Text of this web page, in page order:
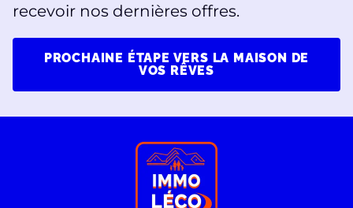
recevoir nos dernières offres.
PROCHAINE ÉTAPE VERS LA MAISON DE
VOS RÊVES